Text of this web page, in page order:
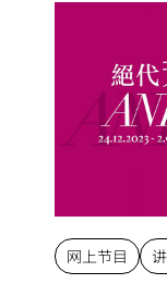
网上节目